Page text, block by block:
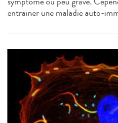
entrainer une maladie auto-